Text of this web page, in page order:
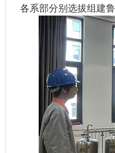
各系部分别选拔组建